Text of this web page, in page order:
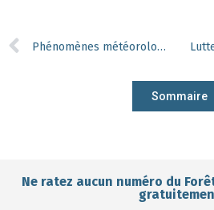
Phénomènes météorologiques extrêmes : la prudence est de mise !
Sommaire
Ne ratez aucun numéro du